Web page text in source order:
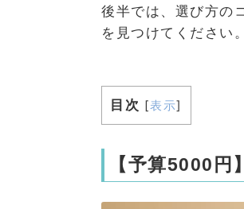
後半では、選び方の
を見つけてください。
目次 [表示]
【予算5000